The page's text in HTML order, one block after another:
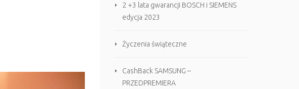
2 +3 lata gwarancji BOSCH i SIEMENS
edycja 2023
Życzenia świąteczne
CashBack SAMSUNG –
PRZEDPREMIERA